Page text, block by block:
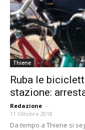
Thiene
Ruba le
stazione:
Redazione -
11 Ottobre 2018
Da tempo a Thiene si